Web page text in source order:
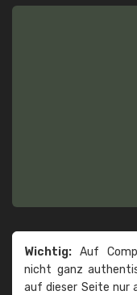
Wichtig: Auf
nicht ganz
auf dieser Seite nur